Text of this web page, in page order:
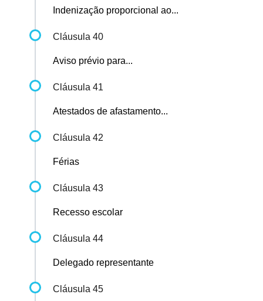
Indenização proporcional ao...
Cláusula 40
Aviso prévio para...
Cláusula 41
Atestados de afastamento...
Cláusula 42
Férias
Cláusula 43
Recesso escolar
Cláusula 44
Delegado representante
Cláusula 45